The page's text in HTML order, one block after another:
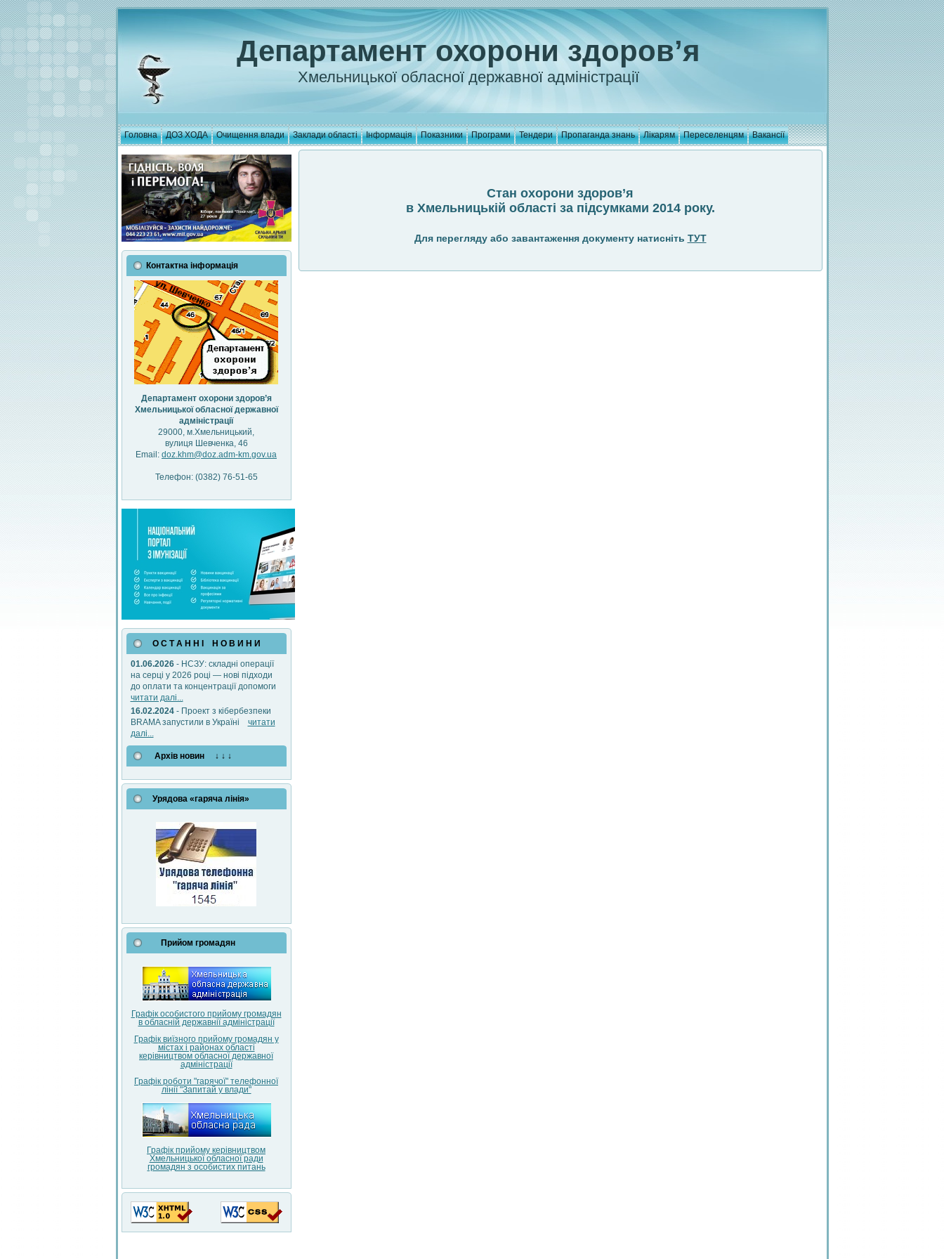
Департамент охорони здоров’я
Хмельницької обласної державної адміністрації
Головна ДОЗ ХОДА Очищення влади Заклади області Інформація Показники Програми Тендери Пропаганда знань Лікарям Переселенцям Вакансії
Контактна інформація
Департамент охорони здоров’я
Хмельницької обласної державної
адміністрації
29000, м.Хмельницький,
вулиця Шевченка, 46
Email: doz.khm@doz.adm-km.gov.ua
Телефон: (0382) 76-51-65
О С Т А Н Н І Н О В И Н И
01.06.2026- НСЗУ: складні операції
на серці у 2026 році — нові підходи
до оплати та концентрації допомоги
читати далі...
16.02.2024- Проект з кібербезпеки
BRAMA запустили в Україні читати
далі...
Архів новин ↓ ↓ ↓
Урядова «гаряча лінія»
Прийом громадян
Графік особистого прийому громадян
в обласній державнії адміністрації
Графік виїзного прийому громадян у
містах і районах області
керівництвом обласної державної
адміністрації
Графік роботи "гарячої" телефонної
лінії "Запитай у влади"
Графік прийому керівництвом
Хмельницької обласної ради
громадян з особистих питань
Стан охорони здоров’я
в Хмельницькій області за підсумками 2014 року.
Для перегляду або завантаження документу натисніть ТУТ